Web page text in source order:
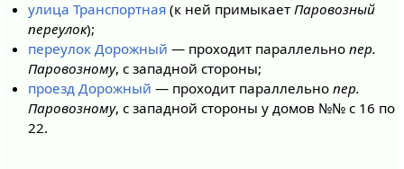
улица Транспортная (к ней примыкаетПаровозный
переулок);
переулок Дорожный — проходит параллельнопер.
Паровозному, с западной стороны;
проезд Дорожный — проходит параллельнопер.
Паровозному, с западной стороны у домов №№ с 16 по
22.